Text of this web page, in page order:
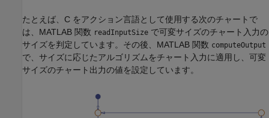
たとえば、C をアクション言語として使用する次のチャートで
は、MATLAB 関数 readInputSize で可変サイズのチャート入力の
サイズを判定しています。その後、MATLAB 関数 computeOutput
で、サイズに応じたアルゴリズムをチャート入力に適用し、可変
サイズのチャート出力の値を設定しています。